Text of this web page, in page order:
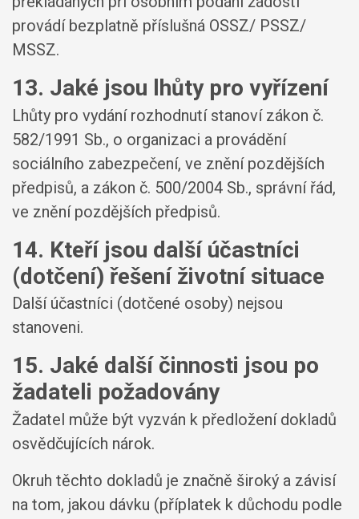
provádí bezplatně příslušná OSSZ/ PSSZ/
MSSZ.
13. Jaké jsou lhůty pro vyřízení
Lhůty pro vydání rozhodnutí stanoví zákon č.
582/1991 Sb., o organizaci a provádění
sociálního zabezpečení, ve znění pozdějších
předpisů, a zákon č. 500/2004 Sb., správní řád,
ve znění pozdějších předpisů.
14. Kteří jsou další účastníci
(dotčení) řešení životní situace
Další účastníci (dotčené osoby) nejsou
stanoveni.
15. Jaké další činnosti jsou po
žadateli požadovány
Žadatel může být vyzván k předložení dokladů
osvědčujících nárok.
Okruh těchto dokladů je značně široký a závisí
na tom, jakou dávku (příplatek k důchodu podle